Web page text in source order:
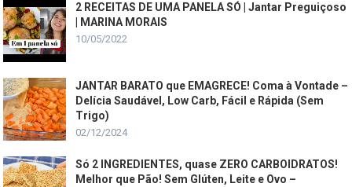
2 RECEITAS DE UMA PANELA SÓ | Jantar Preguiçoso
| MARINA MORAIS
10/05/2022
JANTAR BARATO que EMAGRECE! Coma à Vontade –
Delícia Saudável, Low Carb, Fácil e Rápida (Sem
Trigo)
02/12/2024
Só 2 INGREDIENTES, quase ZERO CARBOIDRATOS!
Melhor que Pão! Sem Glúten, Leite e Ovo –